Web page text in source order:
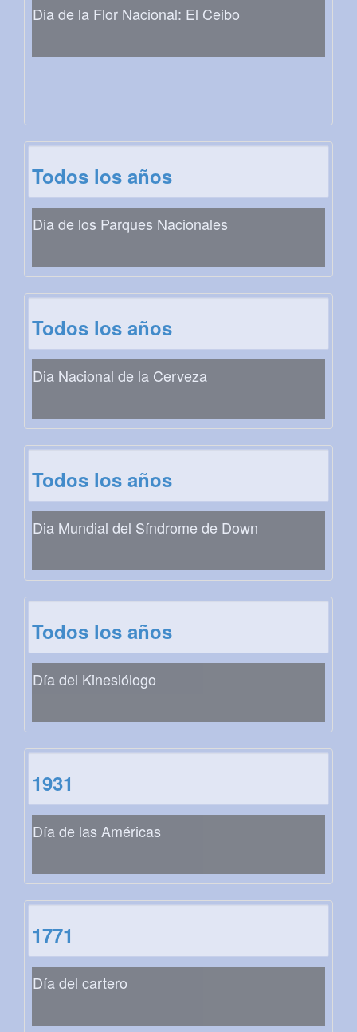
Dia de la Flor Nacional: El Ceibo
Todos los años
Dia de los Parques Nacionales
Todos los años
Dia Nacional de la Cerveza
Todos los años
Dia Mundial del Síndrome de Down
Todos los años
Día del Kinesiólogo
1931
Día de las Américas
1771
Día del cartero